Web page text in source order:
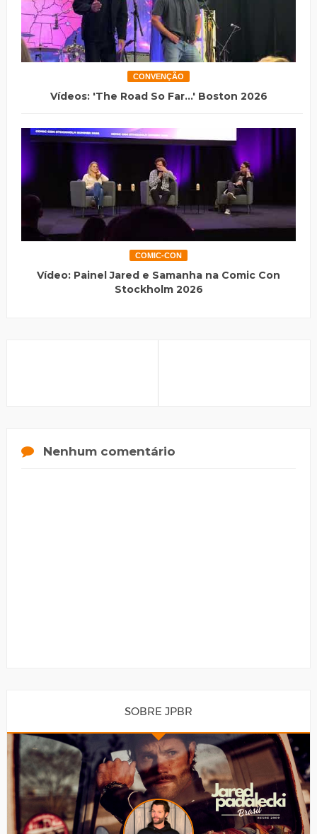
CONVENÇÃO
Vídeos: 'The Road So Far...' Boston 2026
COMIC-CON
Vídeo: Painel Jared e Samanha na Comic Con
Stockholm 2026
Nenhum comentário
SOBRE JPBR